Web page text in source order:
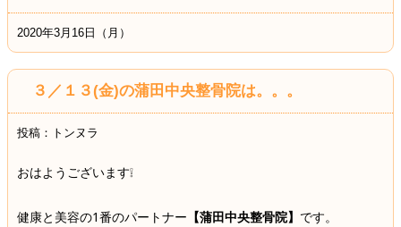
2020年3月16日（月）
３／１３(金)の蒲田中央整骨院は。。。
投稿：トンヌラ
おはようございます❕
健康と美容の1番のパートナー 【蒲田中央整骨院】 です。